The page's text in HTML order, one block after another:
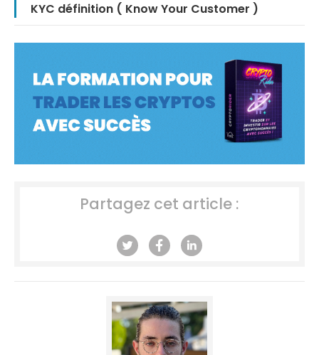
KYC définition ( Know Your Customer )
Partagez cet article :